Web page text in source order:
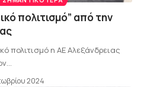
πολιτισμό” από την
πολιτισμό η ΑΕ Αλεξάνδρειας
2024